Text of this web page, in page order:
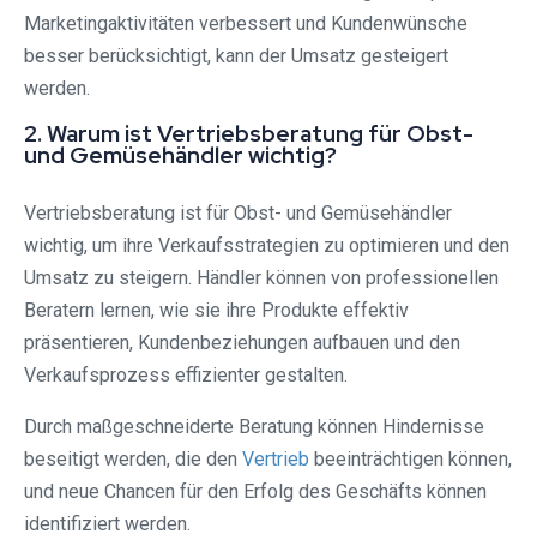
Marketingaktivitäten verbessert und Kundenwünsche
besser berücksichtigt, kann der Umsatz gesteigert
werden.
2. Warum ist Vertriebsberatung für Obst-
und Gemüsehändler wichtig?
Vertriebsberatung ist für Obst- und Gemüsehändler
wichtig, um ihre Verkaufsstrategien zu optimieren und den
Umsatz zu steigern. Händler können von professionellen
Beratern lernen, wie sie ihre Produkte effektiv
präsentieren, Kundenbeziehungen aufbauen und den
Verkaufsprozess effizienter gestalten.
Durch maßgeschneiderte Beratung können Hindernisse
beseitigt werden, die den Vertrieb beeinträchtigen können,
und neue Chancen für den Erfolg des Geschäfts können
identifiziert werden.